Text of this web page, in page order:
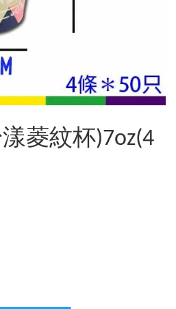
菱紋杯)7oz(4